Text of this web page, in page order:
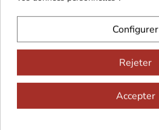
Maison Familiale
Configurer
Rejeter
Accepter